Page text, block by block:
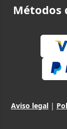
Métodos
Aviso legal |